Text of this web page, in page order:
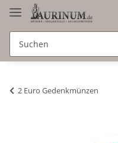
2 Euro Gedenkmünzen